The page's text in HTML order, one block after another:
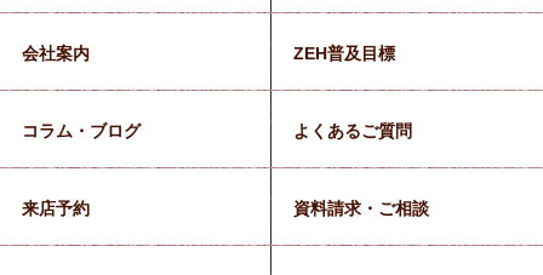
会社案内 ZEH普及目標
コラム・ブログ よくあるご質問
来店予約 資料請求・ご相談